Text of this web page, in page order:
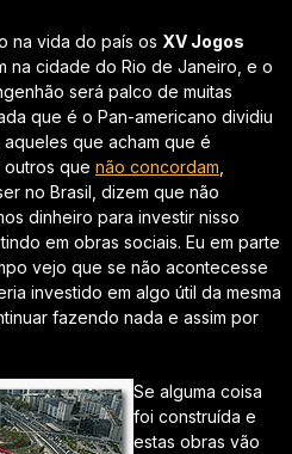
na vida do país os XV Jogos
na cidade do Rio de Janeiro, e o
será palco de muitas
que é o Pan-americano dividiu
que acham que é
outros que não concordam
no Brasil, dizem que não
dinheiro para investir nisso
em obras sociais. Eu em parte
vejo que se não acontecesse
investido em algo útil da mesma
fazendo nada e assim por
Se alguma coisa
foi construída e
estas obras vão